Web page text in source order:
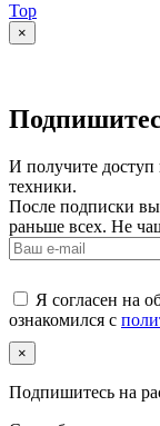
Top
×
И получите доступ
техники.
После подписки
раньше всех. Не
Я согласен на
ознакомился с
×
Подпишитесь на